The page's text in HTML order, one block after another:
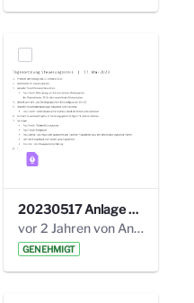
20230517 Anlage 1_35. Steuerungskreis.pdf
vor 2 Jahren von Anni Schlumberger
GENEHMIGT